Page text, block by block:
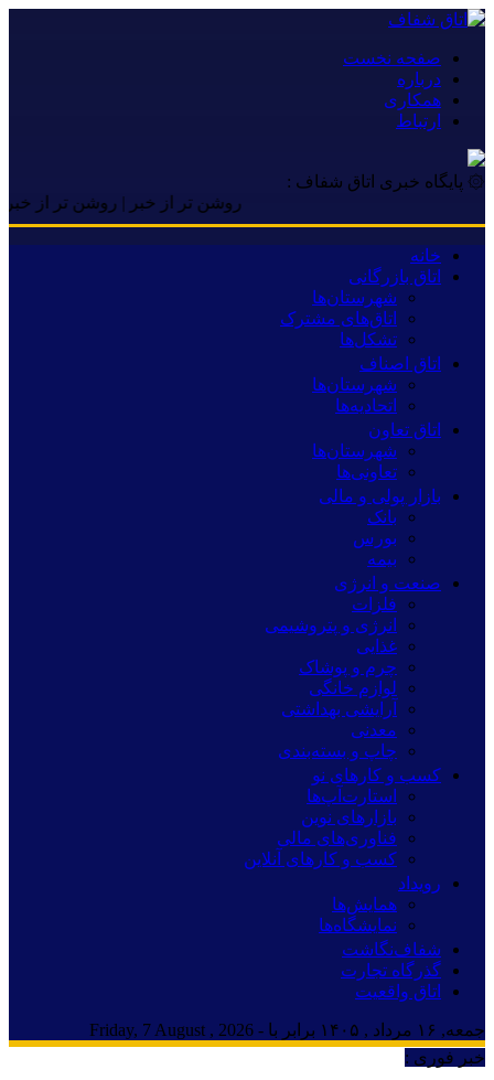
صفحه نخست
درباره
همکاری
ارتباط
۞ پایگاه خبری اتاق شفاف :
روشن تر از خبر | روشن تر از خبر |
خانه
اتاق بازرگانی
شهرستان‌ها
اتاق‌های مشترک
تشکل‌ها
اتاق اصناف
شهرستان‌ها
اتحادیه‌ها
اتاق تعاون
شهرستان‌ها
تعاونی‌ها
بازار پولی و مالی
بانک
بورس
بیمه
صنعت و انرژی
فلزات
انرژی و پتروشیمی
غذایی
چرم و پوشاک
لوازم خانگی
آرایشی بهداشتی
معدنی
چاپ و بسته‌بندی
کسب و کارهای نو
استارت‌آپ‌ها
بازارهای نوین
فناوری‌های مالی
کسب و کارهای آنلاین
رویداد
همایش‌ها
نمایشگاه‌ها
شفاف‌نگاشت
گذرگاه تجارت
اتاق واقعیت
جمعه, ۱۶ مرداد , ۱۴۰۵ برابر با - Friday, 7 August , 2026
خبر فوری :